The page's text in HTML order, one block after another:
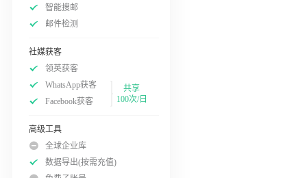
智能搜邮
邮件检测
社媒获客
领英获客
WhatsApp获客
Facebook获客
共享
100次/日
高级工具
全球企业库
数据导出(按需充值)